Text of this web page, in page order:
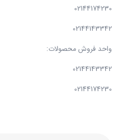
02144174230
02144143342
واحد فروش محصولات:
02144143342
02144174230